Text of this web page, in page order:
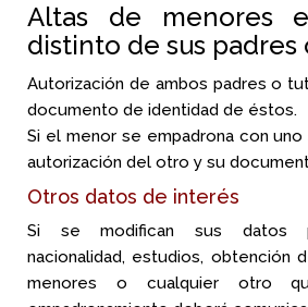
Altas de menores
distinto de sus padres
Autorización de ambos padres o
documento de identidad de éstos.
Si el menor se empadrona con
autorización del otro y su
Otros datos de interés
Si se modifican sus datos
nacionalidad, estudios, obtención
menores o cualquier otro